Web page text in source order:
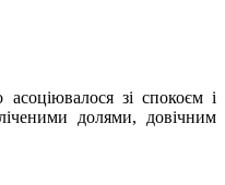
зі спокоєм і
долями, довічним